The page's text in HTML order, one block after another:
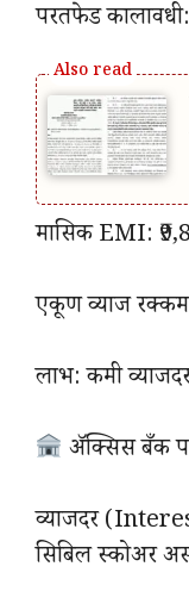
परतफेड
मासिक EMI:
एकूण व्याज
लाभ: कमी
अ‍ॅक्सिस बँक
व्याजदर
सिबिल स्कोअर